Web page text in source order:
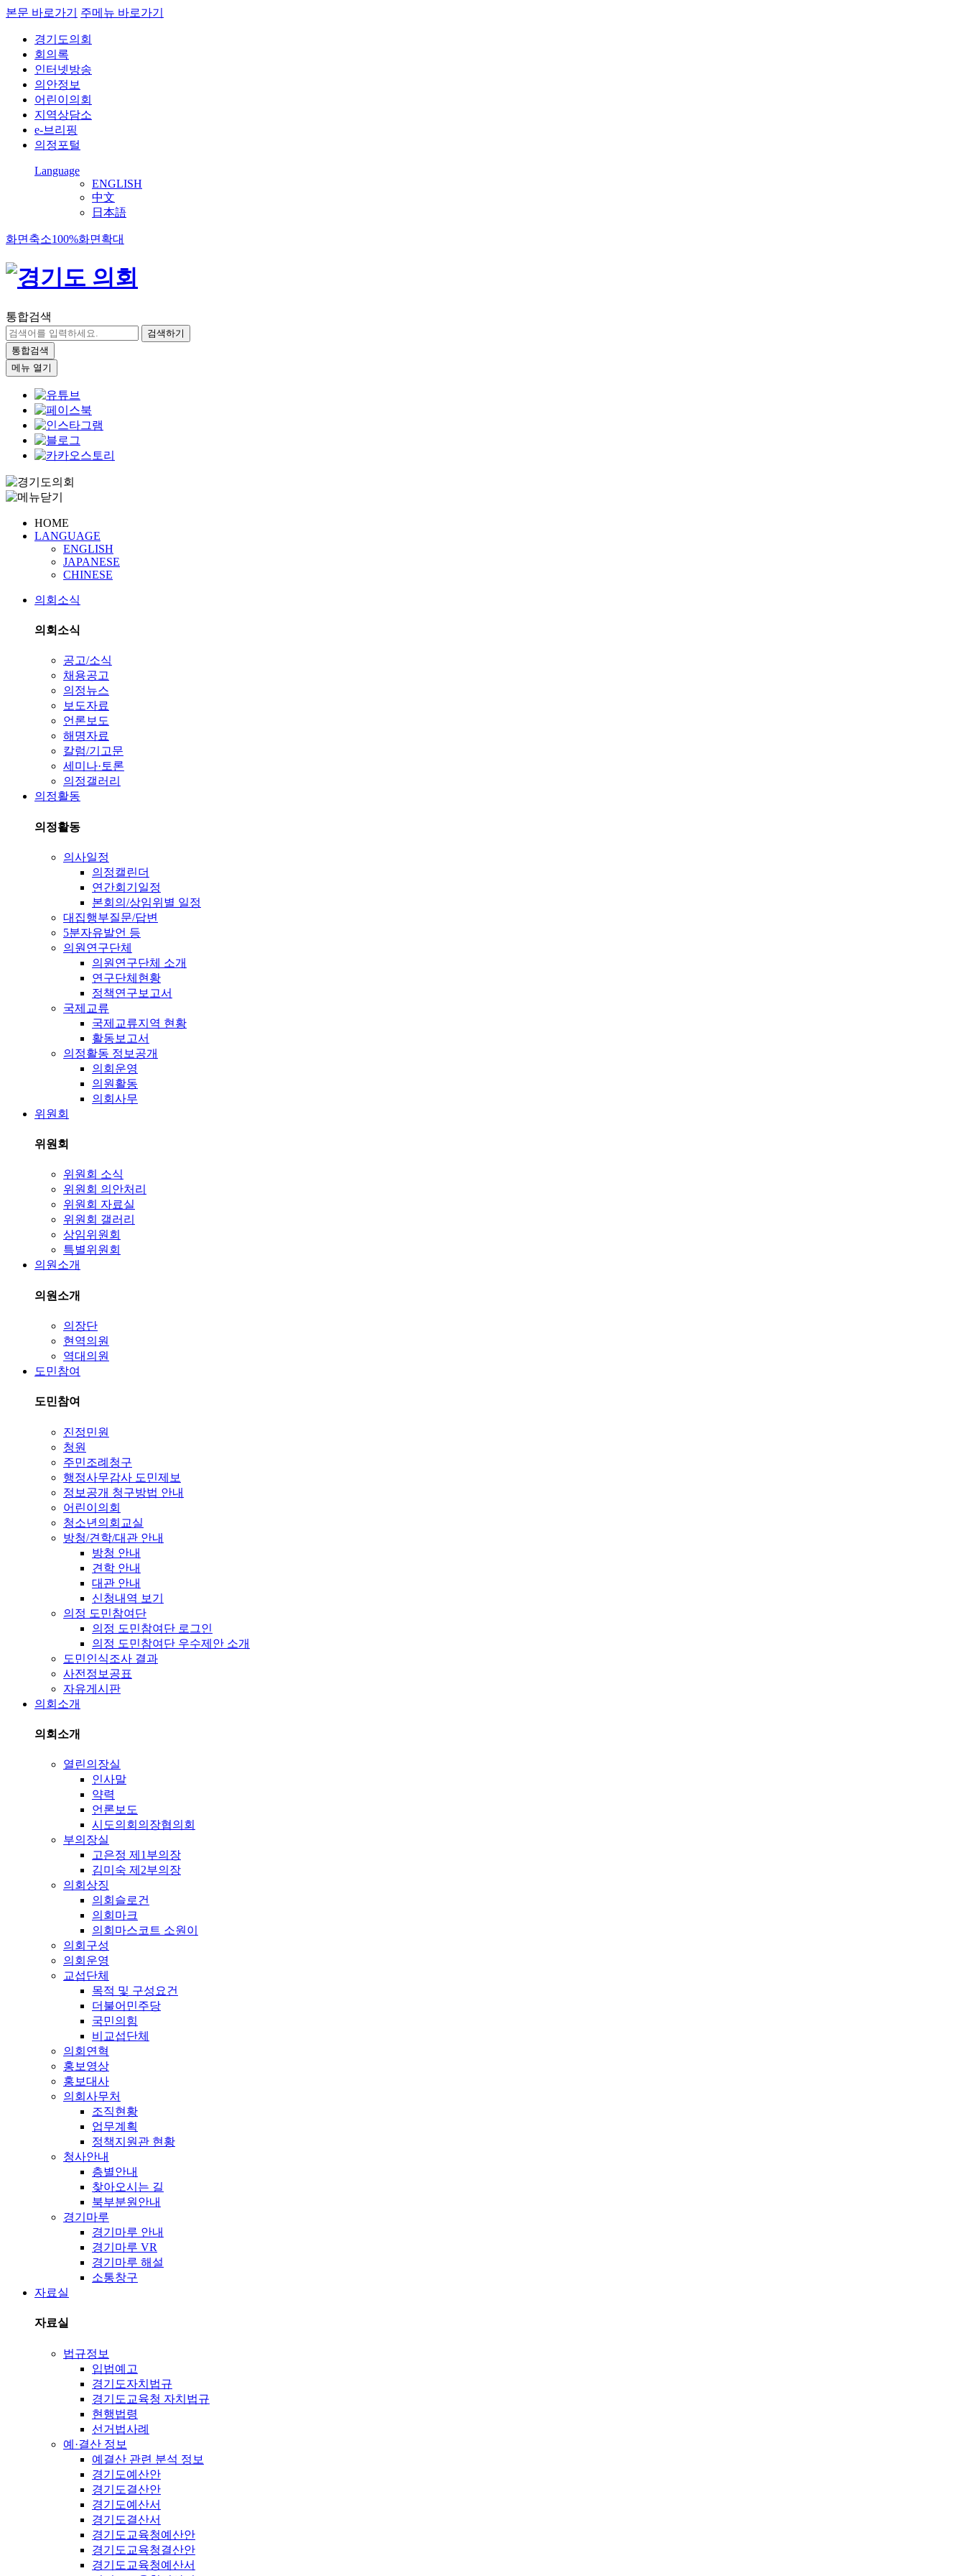
본문 바로가기 주메뉴 바로가기
경기도의회
회의록
인터넷방송
의안정보
어린이의회
지역상담소
e-브리핑
의정포털
Language
ENGLISH
中文
日本語
화면축소100%화면확대
통합검색
검색하기
통합검색
메뉴 열기
HOME
LANGUAGE
ENGLISH
JAPANESE
CHINESE
의회소식
의회소식
공고/소식
채용공고
의정뉴스
보도자료
언론보도
해명자료
칼럼/기고문
세미나·토론
의정갤러리
의정활동
의정활동
의사일정
의정캘린더
연간회기일정
본회의/상임위별 일정
대집행부질문/답변
5분자유발언 등
의원연구단체
의원연구단체 소개
연구단체현황
정책연구보고서
국제교류
국제교류지역 현황
활동보고서
의정활동 정보공개
의회운영
의원활동
의회사무
위원회
위원회
위원회 소식
위원회 의안처리
위원회 자료실
위원회 갤러리
상임위원회
특별위원회
의원소개
의원소개
의장단
현역의원
역대의원
도민참여
도민참여
진정민원
청원
주민조례청구
행정사무감사 도민제보
정보공개 청구방법 안내
어린이의회
청소년의회교실
방청/견학/대관 안내
방청 안내
견학 안내
대관 안내
신청내역 보기
의정 도민참여단
의정 도민참여단 로그인
의정 도민참여단 우수제안 소개
도민인식조사 결과
사전정보공표
자유게시판
의회소개
의회소개
열린의장실
인사말
약력
언론보도
시도의회의장협의회
부의장실
고은정 제1부의장
김미숙 제2부의장
의회상징
의회슬로건
의회마크
의회마스코트 소원이
의회구성
의회운영
교섭단체
목적 및 구성요건
더불어민주당
국민의힘
비교섭단체
의회연혁
홍보영상
홍보대사
의회사무처
조직현황
업무계획
정책지원관 현황
청사안내
층별안내
찾아오시는 길
북부분원안내
경기마루
경기마루 안내
경기마루 VR
경기마루 해설
소통창구
자료실
자료실
법규정보
입법예고
경기도자치법규
경기도교육청 자치법규
현행법령
선거법사례
예·결산 정보
예결산 관련 분석 정보
경기도예산안
경기도결산안
경기도예산서
경기도결산서
경기도교육청예산안
경기도교육청결산안
경기도교육청예산서